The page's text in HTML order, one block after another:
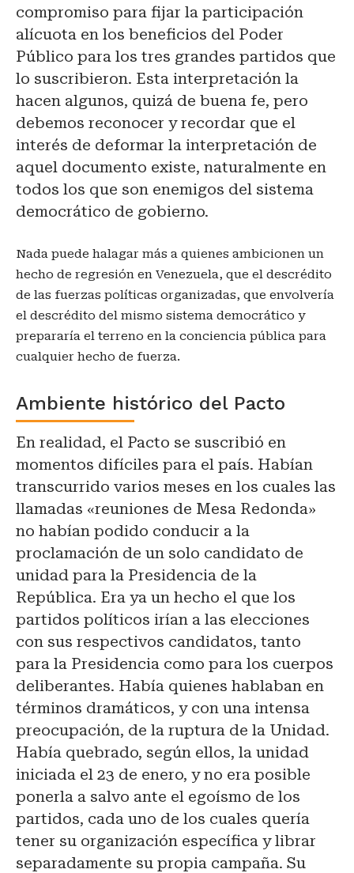
compromiso para fijar la participación
alícuota en los beneficios del Poder
Público para los tres grandes partidos que
lo suscribieron. Esta interpretación la
hacen algunos, quizá de buena fe, pero
debemos reconocer y recordar que el
interés de deformar la interpretación de
aquel documento existe, naturalmente en
todos los que son enemigos del sistema
democrático de gobierno.
Nada puede halagar más a quienes ambicionen un
hecho de regresión en Venezuela, que el descrédito
de las fuerzas políticas organizadas, que envolvería
el descrédito del mismo sistema democrático y
prepararía el terreno en la conciencia pública para
cualquier hecho de fuerza.
Ambiente histórico del Pacto
En realidad, el Pacto se suscribió en
momentos difíciles para el país. Habían
transcurrido varios meses en los cuales las
llamadas «reuniones de Mesa Redonda»
no habían podido conducir a la
proclamación de un solo candidato de
unidad para la Presidencia de la
República. Era ya un hecho el que los
partidos políticos irían a las elecciones
con sus respectivos candidatos, tanto
para la Presidencia como para los cuerpos
deliberantes. Había quienes hablaban en
términos dramáticos, y con una intensa
preocupación, de la ruptura de la Unidad.
Había quebrado, según ellos, la unidad
iniciada el 23 de enero, y no era posible
ponerla a salvo ante el egoísmo de los
partidos, cada uno de los cuales quería
tener su organización específica y librar
separadamente su propia campaña. Su